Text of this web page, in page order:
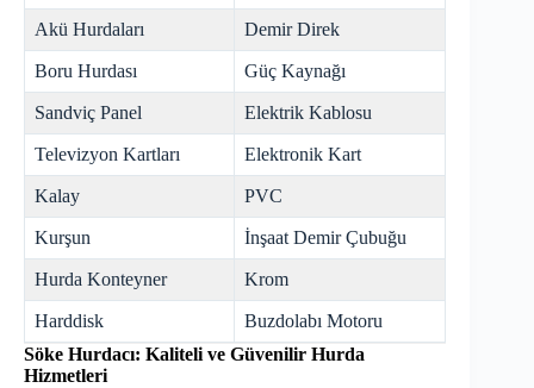
Akü Hurdaları Demir Direk
Boru Hurdası Güç Kaynağı
Sandviç Panel Elektrik Kablosu
Televizyon Kartları Elektronik Kart
Kalay PVC
Kurşun İnşaat Demir Çubuğu
Hurda Konteyner Krom
Harddisk
Buzdolabı Motoru
Söke Hurdacı: Kaliteli ve Güvenilir Hurda
Hizmetleri